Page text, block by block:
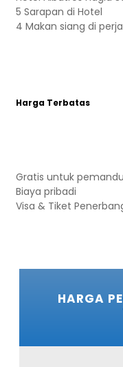
5 Sarapan di Hotel
4 Makan siang di
Harga Terbatas
Gratis untuk
Biaya pribadi
Visa & Tiket
HARGA